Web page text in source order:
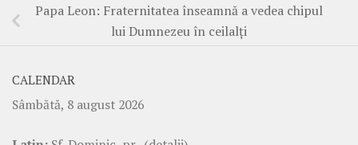
Papa Leon: Fraternitatea înseamnă a vedea chipul
lui Dumnezeu în ceilalți
CALENDAR
Sâmbătă, 8 august 2026